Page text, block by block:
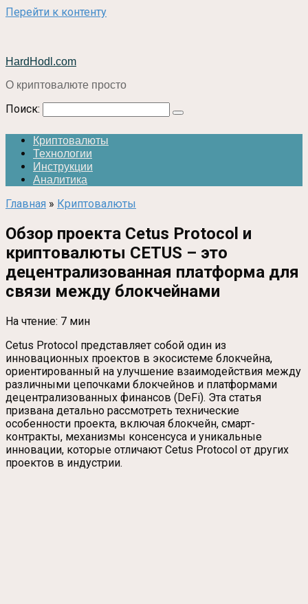
Перейти к контенту
HardHodl.com
О криптовалюте просто
Поиск:
Криптовалюты
Технологии
Инструкции
Аналитика
Главная » Криптовалюты
Обзор проекта Cetus Protocol и
криптовалюты CETUS – это
децентрализованная платформа для
связи между блокчейнами
На чтение: 7 мин
Cetus Protocol представляет собой один из
инновационных проектов в экосистеме блокчейна,
ориентированный на улучшение взаимодействия между
различными цепочками блокчейнов и платформами
децентрализованных финансов (DeFi). Эта статья
призвана детально рассмотреть технические
особенности проекта, включая блокчейн, смарт-
контракты, механизмы консенсуса и уникальные
инновации, которые отличают Cetus Protocol от других
проектов в индустрии.